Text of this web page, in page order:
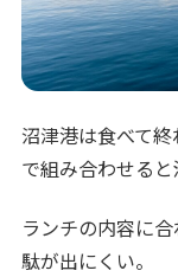
沼津港は食べて
で組み合わせると
ランチの内容に
駄が出にくい。